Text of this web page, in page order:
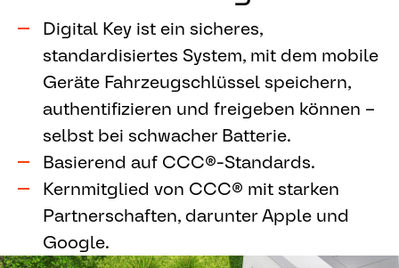
Digital Key ist ein sicheres,
standardisiertes System, mit dem mobile
Geräte Fahrzeugschlüssel speichern,
authentifizieren und freigeben können –
selbst bei schwacher Batterie.
Basierend auf CCC®-Standards.
Kernmitglied von CCC® mit starken
Partnerschaften, darunter Apple und
Google.